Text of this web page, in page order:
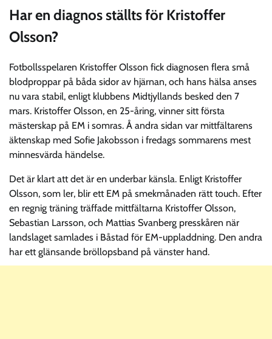
Har en diagnos ställts för Kristoffer
Olsson?
Fotbollsspelaren Kristoffer Olsson fick diagnosen flera små
blodproppar på båda sidor av hjärnan, och hans hälsa anses
nu vara stabil, enligt klubbens Midtjyllands besked den 7
mars. Kristoffer Olsson, en 25-åring, vinner sitt första
mästerskap på EM i somras. Å andra sidan var mittfältarens
äktenskap med Sofie Jakobsson i fredags sommarens mest
minnesvärda händelse.
Det är klart att det är en underbar känsla. Enligt Kristoffer
Olsson, som ler, blir ett EM på smekmånaden rätt touch. Efter
en regnig träning träffade mittfältarna Kristoffer Olsson,
Sebastian Larsson, och Mattias Svanberg presskåren när
landslaget samlades i Båstad för EM-uppladdning. Den andra
har ett glänsande bröllopsband på vänster hand.